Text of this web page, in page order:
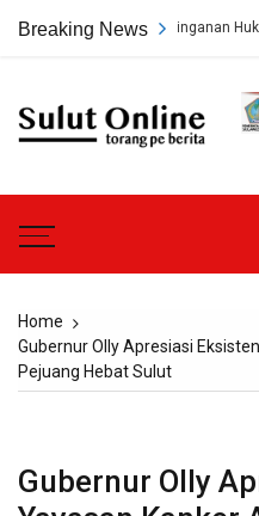
Breaking News
Minta Keringanan Hukuman
Home
Gubernur Olly Apresiasi
Pejuang Hebat Sulut
Gubernur Olly